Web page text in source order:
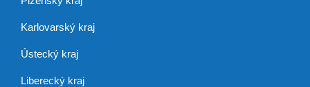
Karlovarský kraj
Ústecký kraj
Liberecký kraj